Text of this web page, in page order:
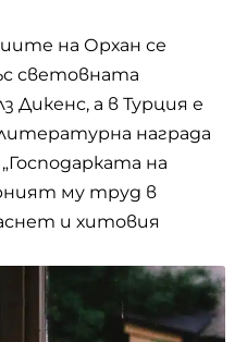
на Орхан се
световната
Дикенс, а в Турция е
награда
на
му труд в
и хитовия